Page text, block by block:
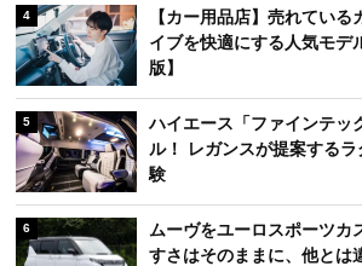
4
【カー用品店】売れてい
イブを快適にする人気モデ
版】
5
ハイエース「ファインテッ
ル！ レガンスが提案する
験
6
ムーヴをユーロスポーツカ
すさはそのままに、他とは